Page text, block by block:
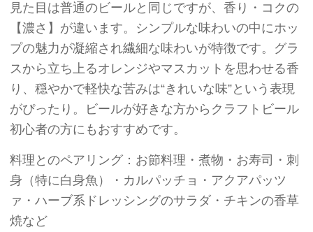
見た目は普通のビールと同じですが、香り・コクの
【濃さ】が違います。シンプルな味わいの中にホッ
プの魅力が凝縮され繊細な味わいが特徴です。グラ
スから立ち上るオレンジやマスカットを思わせる香
り、穏やかで軽快な苦みは“きれいな味”という表現
がぴったり。ビールが好きな方からクラフトビール
初心者の方にもおすすめです。
料理とのペアリング：お節料理・煮物・お寿司・刺
身（特に白身魚）・カルパッチョ・アクアパッツ
ァ・ハーブ系ドレッシングのサラダ・チキンの香草
焼など